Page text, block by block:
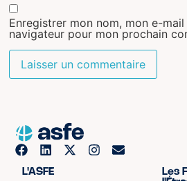
Enregistrer mon nom, mon e-
navigateur pour mon prochain
L'ASFE
Les